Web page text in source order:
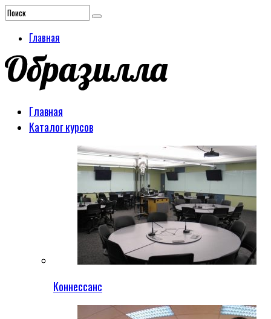
Главная
Главная
Каталог курсов
Коннессанс